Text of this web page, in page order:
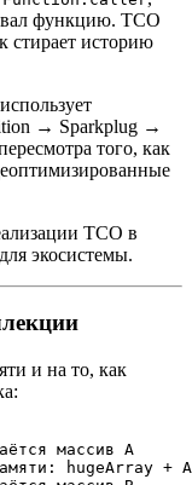
функцию. TCO
стирает историю
→ Sparkplug →
того, как
TCO в
экосистемы.
и на то, как
массив A
hugeArray + A